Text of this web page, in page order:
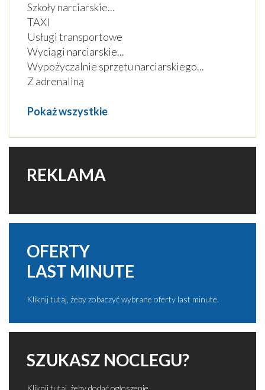
Szkoły narciarskie...
TAXI
Usługi transportowe
Wyciągi narciarskie...
Wypożyczalnie sprzętu narciarskiego...
Z adrenaliną
Pokaż wszystkie
REKLAMA
OFERTY
LAST MINUTE
Kliknij tutaj, żeby zobaczyć wybrane oferty last minute.
SZUKASZ NOCLEGU?
Kliknij tutaj, żeby dodać ogłoszenie.